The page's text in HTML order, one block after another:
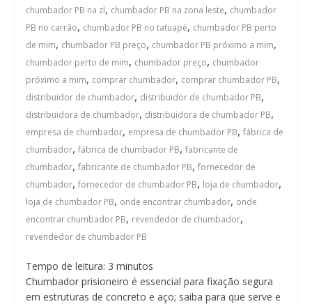
chumbador PB na zl, chumbador PB na zona leste, chumbador
PB no carrão, chumbador PB no tatuapé, chumbador PB perto
de mim, chumbador PB preço, chumbador PB próximo a mim,
chumbador perto de mim, chumbador preço, chumbador
próximo a mim, comprar chumbador, comprar chumbador PB,
distribuidor de chumbador, distribuidor de chumbador PB,
distribuidora de chumbador, distribuidora de chumbador PB,
empresa de chumbador, empresa de chumbador PB,fábrica de
chumbador,fábrica de chumbador PB,fabricante de
chumbador,fabricante de chumbador PB,fornecedor de
chumbador,fornecedor de chumbador PB, loja de chumbador,
loja de chumbador PB, onde encontrar chumbador, onde
encontrar chumbador PB, revendedor de chumbador,
revendedor de chumbador PB
Tempo de leitura: 3 minutos
Chumbador prisioneiro é essencial para fixação segura
em estruturas de concreto e aço; saiba para que serve e